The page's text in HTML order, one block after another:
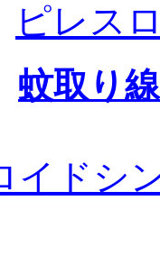
ピレス
蚊取り
イド